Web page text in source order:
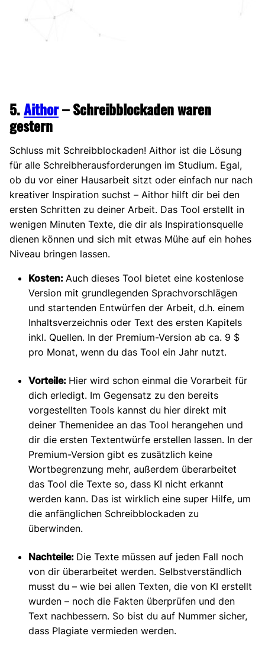
5.Aithor– Schreibblockaden waren
gestern
Schluss mit Schreibblockaden! Aithor ist die Lösung
für alle Schreibherausforderungen im Studium. Egal,
ob du vor einer Hausarbeit sitzt oder einfach nur nach
kreativer Inspiration suchst – Aithor hilft dir bei den
ersten Schritten zu deiner Arbeit. Das Tool erstellt in
wenigen Minuten Texte, die dir als Inspirationsquelle
dienen können und sich mit etwas Mühe auf ein hohes
Niveau bringen lassen.
Kosten: Auch dieses Tool bietet eine kostenlose
Version mit grundlegenden Sprachvorschlägen
und startenden Entwürfen der Arbeit, d.h. einem
Inhaltsverzeichnis oder Text des ersten Kapitels
inkl. Quellen. In der Premium-Version ab ca. 9 $
pro Monat, wenn du das Tool ein Jahr nutzt.
Vorteile: Hier wird schon einmal die Vorarbeit für
dich erledigt. Im Gegensatz zu den bereits
vorgestellten Tools kannst du hier direkt mit
deiner Themenidee an das Tool herangehen und
dir die ersten Textentwürfe erstellen lassen. In der
Premium-Version gibt es zusätzlich keine
Wortbegrenzung mehr, außerdem überarbeitet
das Tool die Texte so, dass KI nicht erkannt
werden kann. Das ist wirklich eine super Hilfe, um
die anfänglichen Schreibblockaden zu
überwinden.
Nachteile: Die Texte müssen auf jeden Fall noch
von dir überarbeitet werden. Selbstverständlich
musst du – wie bei allen Texten, die von KI erstellt
wurden – noch die Fakten überprüfen und den
Text nachbessern. So bist du auf Nummer sicher,
dass Plagiate vermieden werden.